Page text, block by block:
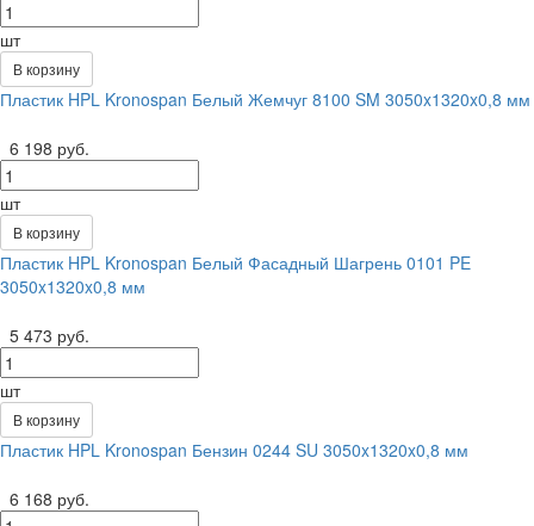
шт
В корзину
Пластик HPL Kronospan Белый Жемчуг 8100 SM 3050x1320x0,8 мм
6 198 руб.
шт
В корзину
Пластик HPL Kronospan Белый Фасадный Шагрень 0101 PE
3050x1320x0,8 мм
5 473 руб.
шт
В корзину
Пластик HPL Kronospan Бензин 0244 SU 3050x1320x0,8 мм
6 168 руб.